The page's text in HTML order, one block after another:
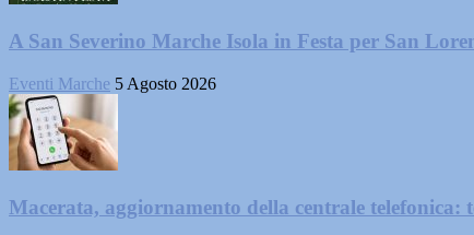
A San Severino Marche Isola in Festa per San
Eventi Marche 5 Agosto 2026
Macerata, aggiornamento della centrale